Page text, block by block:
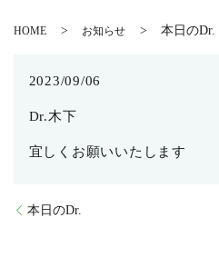
HOME お知らせ 本日のDr.
2023/09/06
Dr.木下
宜しくお願いいたします
本日のDr.